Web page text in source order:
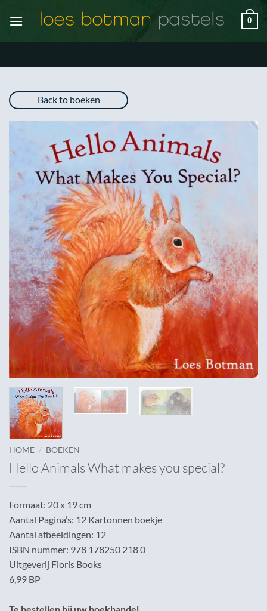
naar
0
Back to boeken
HOME / BOEKEN
Hello Animals What makes you special?
Formaat: 20 x 19 cm
Aantal Pagina’s: 12 Kartonnen boekje
Aantal afbeeldingen: 12
ISBN nummer: 978 178250 218 0
Uitgeverij Floris Books
6,99 BP